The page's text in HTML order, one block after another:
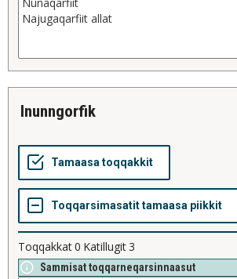
inunngorfik
Toqqakkat0 Katillugit3
Sammisat toqqarneqarsinnaasut